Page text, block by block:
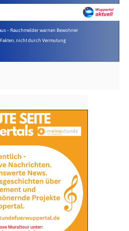
– Rauchmelder warnen Bewohner
nicht durch Vermutung